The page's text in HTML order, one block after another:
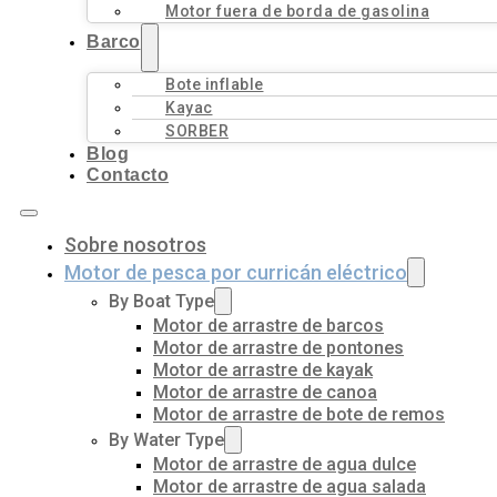
Motor fuera de borda de gasolina
Barco
Bote inflable
Kayac
SORBER
Blog
Contacto
Sobre nosotros
Motor de pesca por curricán eléctrico
By Boat Type
Motor de arrastre de barcos
Motor de arrastre de pontones
Motor de arrastre de kayak
Motor de arrastre de canoa
Motor de arrastre de bote de remos
By Water Type
Motor de arrastre de agua dulce
Motor de arrastre de agua salada